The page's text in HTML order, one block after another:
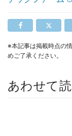
※本記事は掲載時点の
めご了承ください。
あわせて